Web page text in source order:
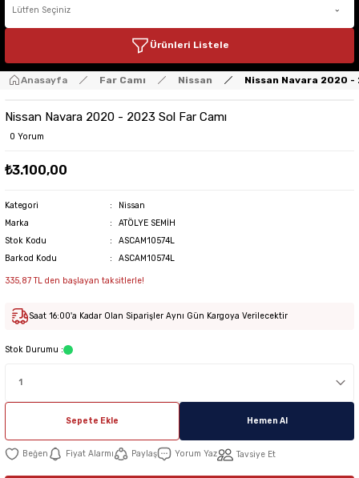
Ürünleri Listele
Anasayfa Far Camı Nissan Nissan Navara 2020 -
Nissan Navara 2020 - 2023 Sol Far Camı
0 Yorum
₺3.100,00
Kategori
Nissan
Marka
ATÖLYE SEMİH
Stok Kodu
ASCAM10574L
Barkod Kodu
ASCAM10574L
335,87 TL den başlayan taksitlerle!
Saat 16:00'a Kadar Olan Siparişler Aynı Gün Kargoya Verilecektir
Stok Durumu :
Sepete Ekle Hemen Al
Fiyat Alarmı Paylaş Yorum Yaz Tavsiye Et